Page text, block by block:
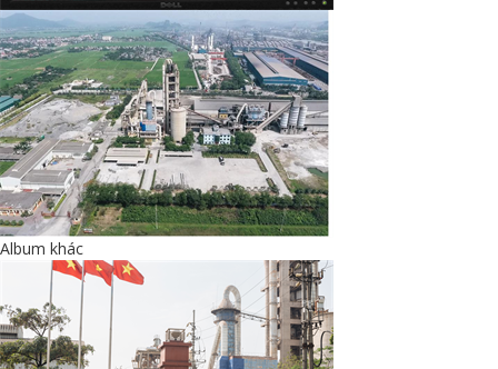
Album khác